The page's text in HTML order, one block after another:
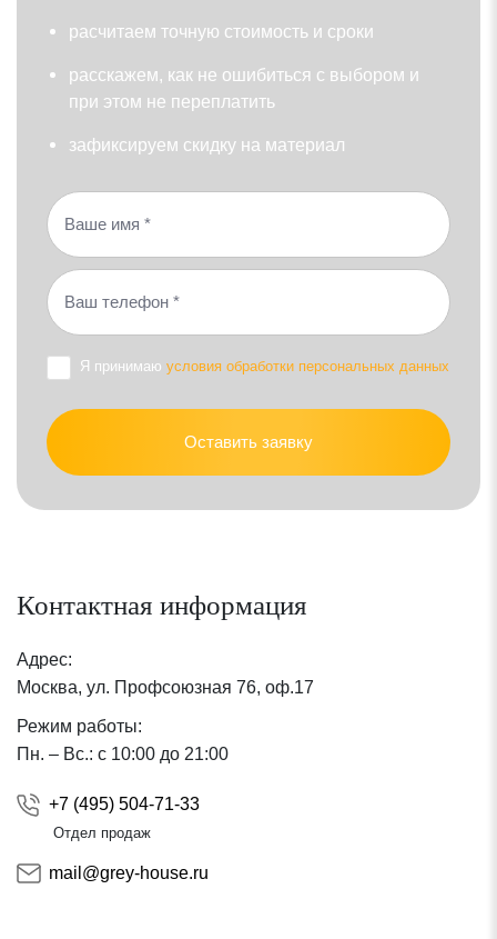
раcчитаем точную стоимость и сроки
расскажем, как не ошибиться с выбором и
при этом не переплатить
зафиксируем скидку на материал
Я принимаю условия обработки персональных данных
Оставить заявку
Контактная информация
Адрес:
Москва, ул. Профсоюзная 76, оф.17
Режим работы:
Пн. – Вс.: с 10:00 до 21:00
+7 (495) 504-71-33
Отдел продаж
mail@grey-house.ru